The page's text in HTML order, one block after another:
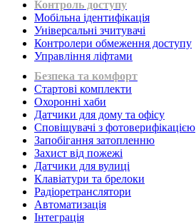
Контроль доступу
Мобільна ідентифікація
Універсальні зчитувачі
Контролери обмеження доступу
Управління ліфтами
Безпека та комфорт
Стартові комплекти
Охоронні хаби
Датчики для дому та офісу
Сповіщувачі з фотоверифікацією
Запобігання затопленню
Захист від пожежі
Датчики для вулиці
Клавіатури та брелоки
Радіоретранслятори
Автоматизація
Інтеграція